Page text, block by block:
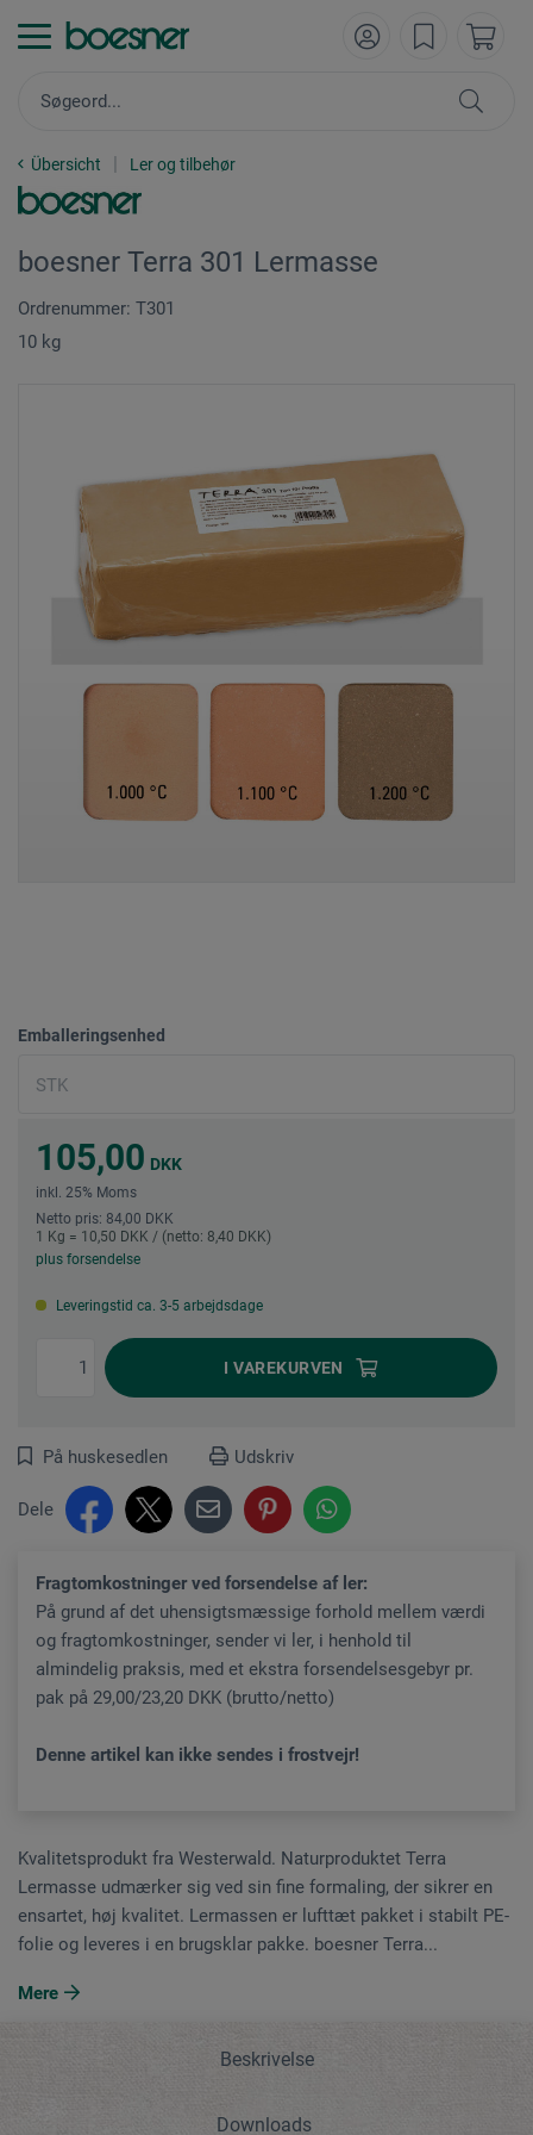
Übersicht Ler og tilbehør
boesner Terra 301 Lermasse
Ordrenummer: T301
10 kg
Emballeringsenhed
105,00 DKK
inkl. 25% Moms
Netto pris: 84,00 DKK
1 Kg = 10,50 DKK / (netto: 8,40 DKK)
plus forsendelse
Leveringstid ca. 3-5 arbejdsdage
I VAREKURVEN
På huskesedlen Udskriv
Dele
Fragtomkostninger ved forsendelse af ler:
På grund af det uhensigtsmæssige forhold mellem værdi
og fragtomkostninger, sender vi ler, i henhold til
almindelig praksis, med et ekstra forsendelsesgebyr pr.
pak på 29,00/23,20 DKK (brutto/netto)
Denne artikel kan ikke sendes i frostvejr!
Kvalitetsprodukt fra Westerwald. Naturproduktet Terra
Lermasse udmærker sig ved sin fine formaling, der sikrer en
ensartet, høj kvalitet. Lermassen er lufttæt pakket i stabilt PE-
folie og leveres i en brugsklar pakke. boesner Terra...
Mere
Beskrivelse
Downloads